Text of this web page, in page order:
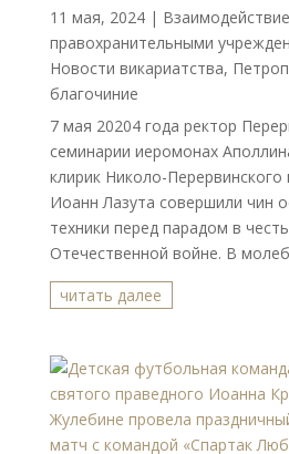
11 мая, 2024|
правохранительными
Новости викариатства,
благочиние
7 мая 20204 года ректор
семинарии иеромонах
клирик Николо-
Иоанн Лазута совершили чин
техники перед парадом в
Отечественной войне. В
читать далее